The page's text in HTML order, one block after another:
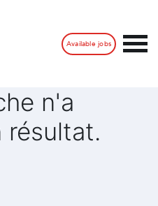
Available jobs
n'a
résultat.